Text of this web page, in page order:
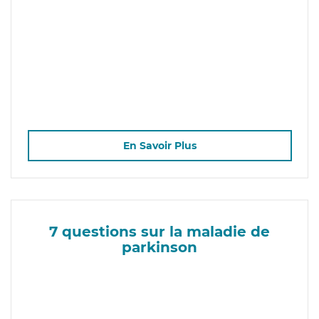
En Savoir Plus
7 questions sur la maladie de
parkinson